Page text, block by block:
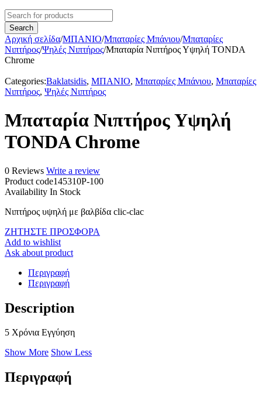
Αρχική σελίδα/ΜΠΑΝΙΟ/Μπαταρίες Μπάνιου/Μπαταρίες
Νιπτήρος/Ψηλές Νιπτήρος/Μπαταρία Νιπτήρος Υψηλή TONDA
Chrome
Categories:Baklatsidis, ΜΠΑΝΙΟ, Μπαταρίες Μπάνιου, Μπαταρίες
Νιπτήρος, Ψηλές Νιπτήρος
Μπαταρία Νιπτήρος Υψηλή
TONDA Chrome
0 Reviews Write a review
Product code145310P-100
Availability In Stock
Νιπτήρος υψηλή με βαλβίδα clic-clac
ΖΗΤΗΣΤΕ ΠΡΟΣΦΟΡΑ
Add to wishlist
Ask about product
Περιγραφή
Περιγραφή
Description
5 Χρόνια Εγγύηση
Show More Show Less
Περιγραφή